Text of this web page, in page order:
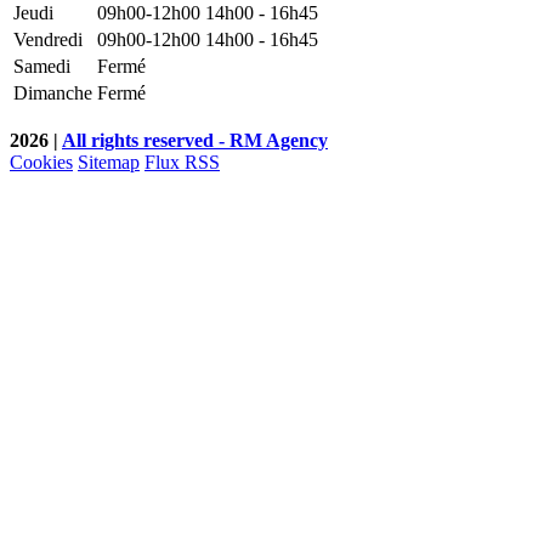
Jeudi
09h00-12h00 14h00 - 16h45
Vendredi
09h00-12h00 14h00 - 16h45
Samedi
Fermé
Dimanche Fermé
2026 | All rights reserved - RM Agency
Cookies Sitemap Flux RSS